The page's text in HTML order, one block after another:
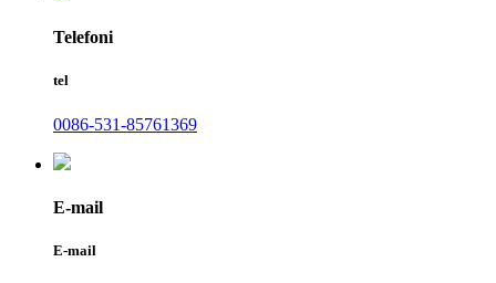
Telefoni
tel
0086-531-85761369
E-mail
E-mail